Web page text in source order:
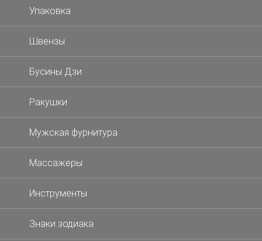
Упаковка
Швензы
Бусины Дзи
Ракушки
Мужская фурнитура
Массажеры
Инструменты
Знаки зодиака